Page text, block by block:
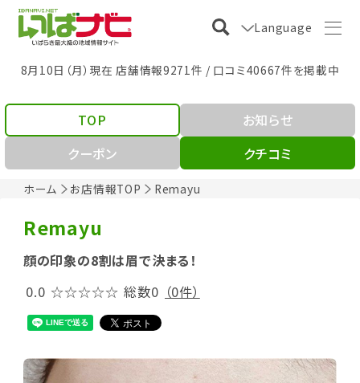
Language
8月10日（月）現在 店舗情報9271件 / 口コミ40667件を掲載中
ホーム お店情報TOP Remayu
TOP
お知らせ
クーポン
クチコミ
Remayu
顔の印象の8割は眉で決まる！
0.0 ☆☆☆☆☆ 総数0 （0件）